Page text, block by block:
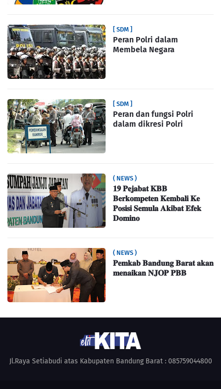
[ SDM ]
Peran Polri dalam
Membela Negara
[ SDM ]
Peran dan fungsi Polri
dalam dikresi Polri
( NEWS )
𝟏𝟗 𝐏𝐞𝐣𝐚𝐛𝐚𝐭 𝐊𝐁𝐁
𝐁𝐞𝐫𝐤𝐨𝐦𝐩𝐞𝐭𝐞𝐧 𝐊𝐞𝐦𝐛𝐚𝐥𝐢 𝐊𝐞
𝐏𝐨𝐬𝐢𝐬𝐢 𝐒𝐞𝐦𝐮𝐥𝐚 𝐀𝐤𝐢𝐛𝐚𝐭 𝐄𝐟𝐞𝐤
𝐃𝐨𝐦𝐢𝐧𝐨
( NEWS )
𝐏𝐞𝐦𝐤𝐚𝐛 𝐁𝐚𝐧𝐝𝐮𝐧𝐠 𝐁𝐚𝐫𝐚𝐭 𝐚𝐤𝐚𝐧
𝐦𝐞𝐧𝐚𝐢𝐤𝐚𝐧 𝐍𝐉𝐎𝐏 𝐏𝐁𝐁
Jl.Raya Setiabudi atas Kabupaten Bandung Barat : 085759044800